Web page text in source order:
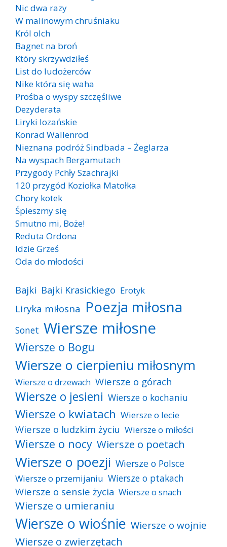
Nic dwa razy
W malinowym chruśniaku
Król olch
Bagnet na broń
Który skrzywdziłeś
List do ludożerców
Nike która się waha
Prośba o wyspy szczęśliwe
Dezyderata
Liryki lozańskie
Konrad Wallenrod
Nieznana podróż Sindbada – Żeglarza
Na wyspach Bergamutach
Przygody Pchły Szachrajki
120 przygód Koziołka Matołka
Chory kotek
Śpieszmy się
Smutno mi, Boże!
Reduta Ordona
Idzie Grześ
Oda do młodości
Bajki Bajki Krasickiego Erotyk
Liryka miłosna Poezja miłosna
Sonet Wiersze miłosne
Wiersze o Bogu
Wiersze o cierpieniu miłosnym
Wiersze o drzewach Wiersze o górach
Wiersze o jesieni Wiersze o kochaniu
Wiersze o kwiatach Wiersze o lecie
Wiersze o ludzkim życiu Wiersze o miłości
Wiersze o nocy Wiersze o poetach
Wiersze o poezji Wiersze o Polsce
Wiersze o przemijaniu Wiersze o ptakach
Wiersze o sensie życia Wiersze o snach
Wiersze o umieraniu
Wiersze o wiośnie Wiersze o wojnie
Wiersze o zwierzętach